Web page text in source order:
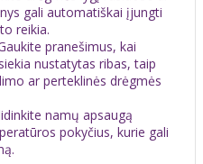
gali automatiškai įjungti
reikia.
pranešimus, kai
nustatytas ribas, taip
ar perteklinės drėgmės
namų apsaugą
pokyčius, kurie gali